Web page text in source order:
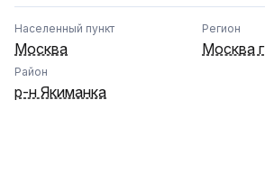
Населенный пункт
Москва
Регион
Москва г
Район
р-н Якиманка